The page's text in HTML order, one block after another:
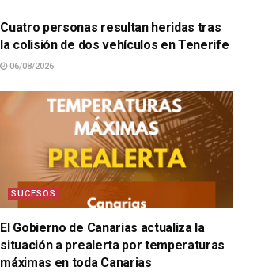
Cuatro personas resultan heridas tras
la colisión de dos vehículos en Tenerife
06/08/2026
SUCESOS
El Gobierno de Canarias actualiza la
situación a prealerta por temperaturas
máximas en toda Canarias